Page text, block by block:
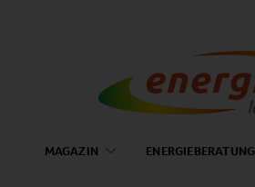
MAGAZIN ENERGIEBERATUNG